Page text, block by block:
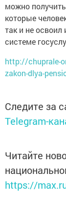
можно
которые
так и не освоил
системе
http://chuprale-
zakon-dlya-
Следите за
Telegram-
Читайте
https://